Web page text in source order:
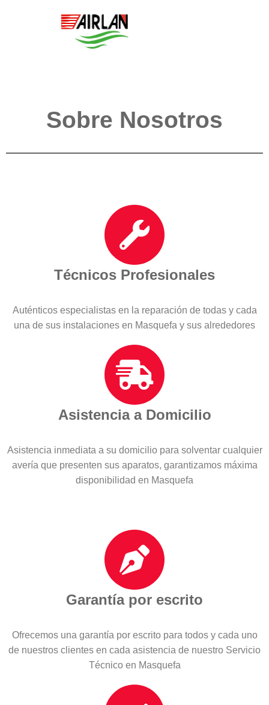
Sobre Nosotros
Técnicos Profesionales
Auténticos especialistas en la reparación de todas y cada
una de sus instalaciones en Masquefa y sus alrededores
Asistencia a Domicilio
Asistencia inmediata a su domicilio para solventar cualquier
avería que presenten sus aparatos, garantizamos máxima
disponibilidad en Masquefa
Garantía por escrito
Ofrecemos una garantía por escrito para todos y cada uno
de nuestros clientes en cada asistencia de nuestro Servicio
Técnico en Masquefa